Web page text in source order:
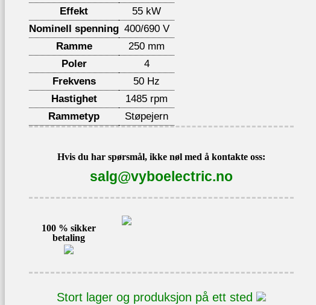
Effekt
55 kW
Nominell spenning 400/690 V
Ramme
250 mm
Poler
4
Frekvens
50 Hz
Hastighet
1485 rpm
Rammetyp
Støpejern
Hvis du har spørsmål, ikke nøl med å kontakte oss:
salg@vyboelectric.no
100 % sikker
betaling
Stort lager og produksjon på ett sted